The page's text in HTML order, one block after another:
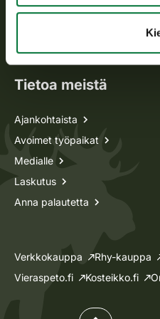
Metsästyskortti-asiat
Tietoa meistä
Ajankohtaista
Avoimet työpaikat
Medialle
Laskutus
Anna palautetta
Verkkokauppa Rhy-kauppa
Vieraspeto.fi
Kosteikko.fi